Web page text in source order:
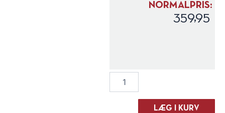
NORMALPRIS:
359,95
LÆG I KURV